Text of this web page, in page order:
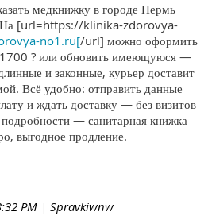
медкнижку в городе Пермь
На [url=https://klinika-zdorovya-
no1.ru[/url] можно оформить
? или обновить имеющуюся —
и законные, курьер доставит
Всё удобно: отправить данные
и ждать доставку — без визитов
— санитарная книжка
выгодное продление.
PM | Spravkiwnw